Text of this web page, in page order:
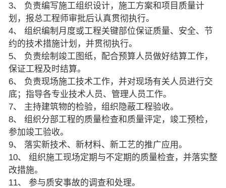
3、 负责编写施工组织设计，施工方案和项目质量计
划，报总工程师审批后认真贯彻执行。
4、 组织编制月度或工程关键部位保证质量、安全、节
约的技术措施计划，并贯彻执行。
5、 负责绘制竣工图纸，配合预算人员做好结算工作，
保证工程及时结算。
6、 负责现场施工技术工作，并对现场有关人员进行交
底；指导各专业技术人员、管理人员工作。
7、 主持建筑物的检验，组织隐蔽工程验收。
8、 组织分部工程的质量检查和质量评定，竣工预检，
参加竣工验收。
9、 落实新技术、新材料、新工艺的推广应用。
10、 组织施工现场定期与不定期的质量检查，并落实整
改措施。
11、 参与质安事故的调查和处理。